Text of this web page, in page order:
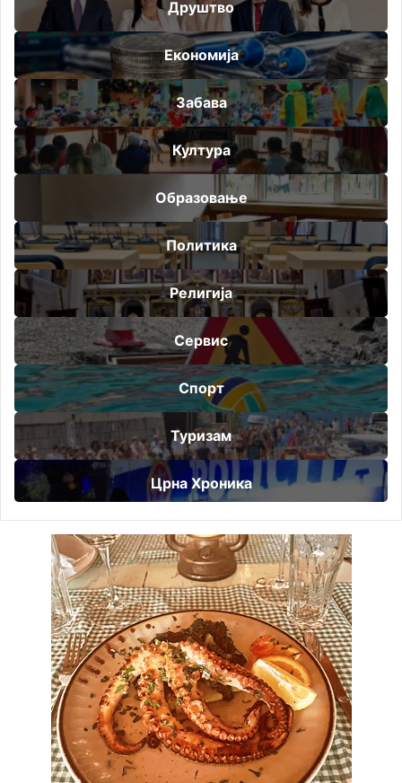
Друштво
Економија
Забава
Култура
Образовање
Политика
Религија
Сервис
Спорт
Туризам
Црна Хроника